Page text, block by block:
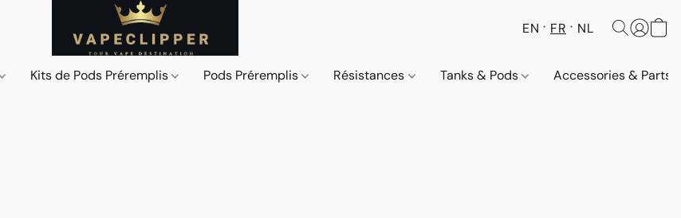
EN FR NL
Kits de Pods Préremplis Pods Préremplis Résistances Tanks & Pods Accessories & Parts